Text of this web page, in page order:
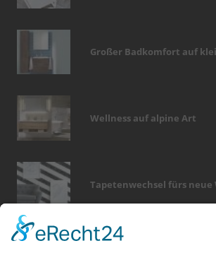
Großer Badkomfort auf
Wellness auf alpine Art
Tapetenwechsel fürs neue